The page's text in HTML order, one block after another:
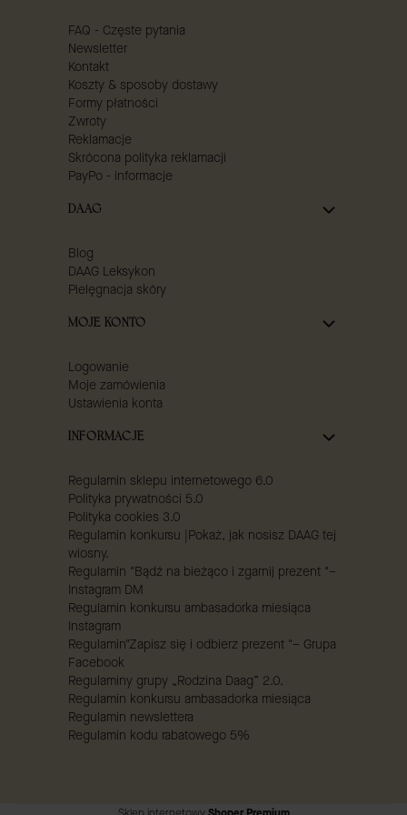
FAQ - Częste pytania
Newsletter
Kontakt
Koszty & sposoby dostawy
Formy płatności
Zwroty
Reklamacje
Skrócona polityka reklamacji
PayPo - informacje
DAAG
Blog
DAAG Leksykon
Pielęgnacja skóry
MOJE KONTO
Logowanie
Moje zamówienia
Ustawienia konta
INFORMACJE
Regulamin sklepu internetowego 6.0
Polityka prywatności 5.0
Polityka cookies 3.0
Regulamin konkursu |Pokaż, jak nosisz DAAG tej
wiosny.
Regulamin "Bądź na bieżąco i zgarnij prezent "–
Instagram DM
Regulamin konkursu ambasadorka miesiąca
Instagram
Regulamin"Zapisz się i odbierz prezent "– Grupa
Facebook
Regulaminy grupy „Rodzina Daag” 2.0.
Regulamin konkursu ambasadorka miesiąca
Regulamin newslettera
Regulamin kodu rabatowego 5%